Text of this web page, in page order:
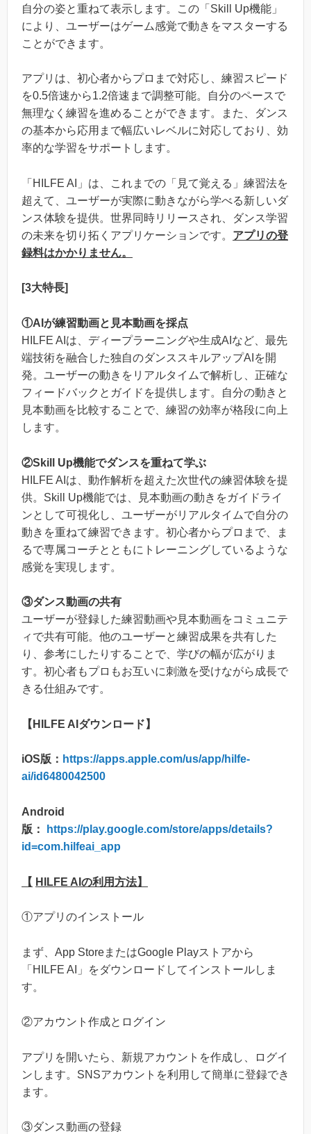
自分の姿と重ねて表示します。この「Skill Up機能」
により、ユーザーはゲーム感覚で動きをマスターする
ことができます。
アプリは、初心者からプロまで対応し、練習スピード
を0.5倍速から1.2倍速まで調整可能。自分のペースで
無理なく練習を進めることができます。また、ダンス
の基本から応用まで幅広いレベルに対応しており、効
率的な学習をサポートします。
「HILFE AI」は、これまでの「見て覚える」練習法を
超えて、ユーザーが実際に動きながら学べる新しいダ
ンス体験を提供。世界同時リリースされ、ダンス学習
の未来を切り拓くアプリケーションです。 アプリの登
録料はかかりません。
[3大特長]
①AIが練習動画と見本動画を採点
HILFE AIは、ディープラーニングや生成AIなど、最先
端技術を融合した独自のダンススキルアップAIを開
発。ユーザーの動きをリアルタイムで解析し、正確な
フィードバックとガイドを提供します。自分の動きと
見本動画を比較することで、練習の効率が格段に向上
します。
②Skill Up機能でダンスを重ねて学ぶ
HILFE AIは、動作解析を超えた次世代の練習体験を提
供。Skill Up機能では、見本動画の動きをガイドライ
ンとして可視化し、ユーザーがリアルタイムで自分の
動きを重ねて練習できます。初心者からプロまで、ま
るで専属コーチとともにトレーニングしているような
感覚を実現します。
③ダンス動画の共有
ユーザーが登録した練習動画や見本動画をコミュニテ
ィで共有可能。他のユーザーと練習成果を共有した
り、参考にしたりすることで、学びの幅が広がりま
す。初心者もプロもお互いに刺激を受けながら成長で
きる仕組みです。
【HILFE AIダウンロード】
iOS版： https://apps.apple.com/us/app/hilfe-
ai/id6480042500
Android
版：
https://play.google.com/store/apps/details?
id=com.hilfeai_app
【 HILFE AIの利用方法】
①アプリのインストール
まず、App StoreまたはGoogle Playストアから
「HILFE AI」をダウンロードしてインストールしま
す。
②アカウント作成とログイン
アプリを開いたら、新規アカウントを作成し、ログイ
ンします。SNSアカウントを利用して簡単に登録でき
ます。
③ダンス動画の登録